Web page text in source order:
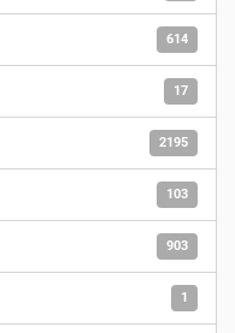
614
17
2195
103
903
1